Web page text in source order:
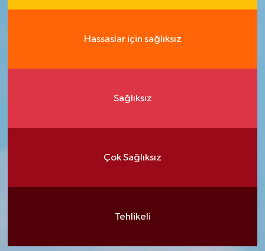
Hassaslar için sağlıksız
Sağlıksız
Çok Sağlıksız
Tehlikeli